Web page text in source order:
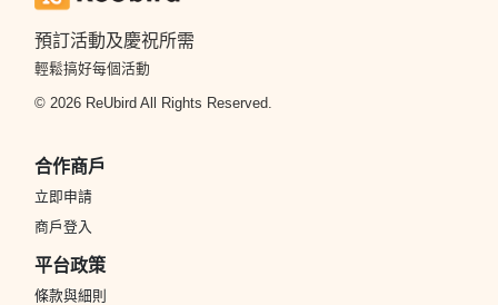
預訂活動及慶祝所需
輕鬆搞好每個活動
© 2026 ReUbird All Rights Reserved.
合作商戶
立即申請
商戶登入
平台政策
條款與細則